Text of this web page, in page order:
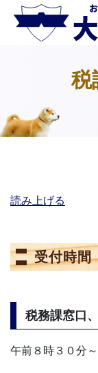
税
読み上げる
受付時間
税務課窓口
午前８時３０分